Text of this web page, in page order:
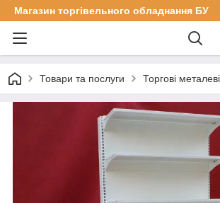
Магазин торгівельного обладнання БУ
Товари та послуги Торгові